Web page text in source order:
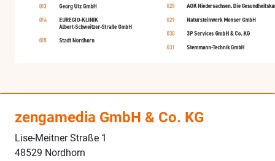
zengamedia GmbH & Co. KG
Lise-Meitner Straße 1
48529 Nordhorn